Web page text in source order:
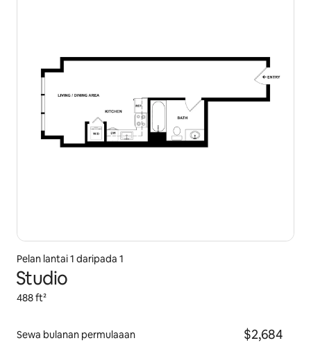
Pelan lantai 1 daripada 1
Studio
488 ft²
Sewa bulanan permulaaan $2,684